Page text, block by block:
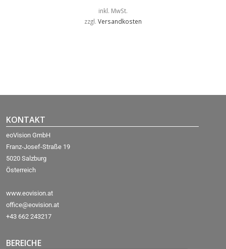
inkl. MwSt.
zzgl. Versandkosten
KONTAKT
eoVision GmbH
Franz-Josef-Straße 19
5020 Salzburg
Österreich
www.eovision.at
office@eovision.at
+43 662 243217
BEREICHE